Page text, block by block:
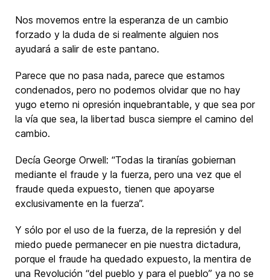
Nos movemos entre la esperanza de un cambio
forzado y la duda de si realmente alguien nos
ayudará a salir de este pantano.
Parece que no pasa nada, parece que estamos
condenados, pero no podemos olvidar que no hay
yugo eterno ni opresión inquebrantable, y que sea por
la vía que sea, la libertad busca siempre el camino del
cambio.
Decía George Orwell: “Todas la tiranías gobiernan
mediante el fraude y la fuerza, pero una vez que el
fraude queda expuesto, tienen que apoyarse
exclusivamente en la fuerza”.
Y sólo por el uso de la fuerza, de la represión y del
miedo puede permanecer en pie nuestra dictadura,
porque el fraude ha quedado expuesto, la mentira de
una Revolución “del pueblo y para el pueblo” ya no se